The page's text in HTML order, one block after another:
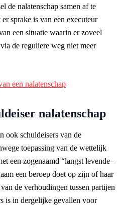
de nalatenschap samen af te
sprake is van een executeur
een situatie waarin er zoveel
de reguliere weg niet meer
een nalatenschap
nalatenschap
ook schuldeisers van de
toepassing van de wettelijk
een zogenaamd “langst levende–
een beroep doet op zijn ofhaar
de verhoudingen tussen partijen
is in dergelijke gevallen voor